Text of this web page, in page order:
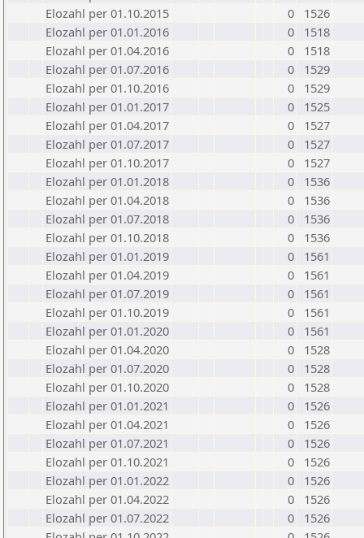
Elozahl per 01.10.2015
0
1526
Elozahl per 01.01.2016
0
1518
Elozahl per 01.04.2016
0
1518
Elozahl per 01.07.2016
0
1529
Elozahl per 01.10.2016
0
1529
Elozahl per 01.01.2017
0
1525
Elozahl per 01.04.2017
0
1527
Elozahl per 01.07.2017
0
1527
Elozahl per 01.10.2017
0
1527
Elozahl per 01.01.2018
0
1536
Elozahl per 01.04.2018
0
1536
Elozahl per 01.07.2018
0
1536
Elozahl per 01.10.2018
0
1536
Elozahl per 01.01.2019
0
1561
Elozahl per 01.04.2019
0
1561
Elozahl per 01.07.2019
0
1561
Elozahl per 01.10.2019
0
1561
Elozahl per 01.01.2020
0
1561
Elozahl per 01.04.2020
0
1528
Elozahl per 01.07.2020
0
1528
Elozahl per 01.10.2020
0
1528
Elozahl per 01.01.2021
0
1526
Elozahl per 01.04.2021
0
1526
Elozahl per 01.07.2021
0
1526
Elozahl per 01.10.2021
0
1526
Elozahl per 01.01.2022
0
1526
Elozahl per 01.04.2022
0
1526
Elozahl per 01.07.2022
0
1526